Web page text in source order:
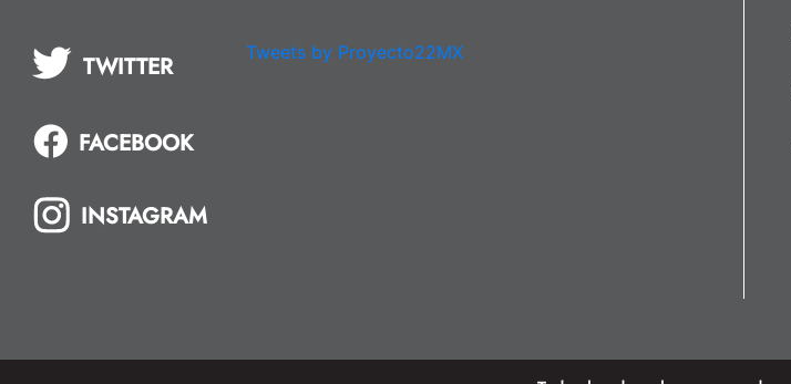
TWITTER
FACEBOOK
INSTAGRAM
Tweets by Proyecto22MX